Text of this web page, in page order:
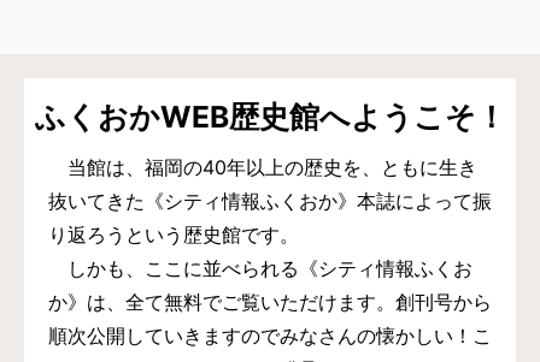
ふくおかWEB歴史館へようこそ！
当館は、福岡の40年以上の歴史を、ともに生き
抜いてきた《シティ情報ふくおか》本誌によって振
り返ろうという歴史館です。
しかも、ここに並べられる《シティ情報ふくお
か》は、全て無料でご覧いただけます。創刊号から
順次公開していきますのでみなさんの懐かしい！こ